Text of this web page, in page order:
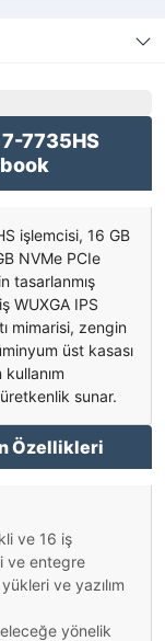
7-7735HS
işlemcisi, 16 GB
NVMe PCIe
tasarlanmış
WUXGA IPS
mimarisi, zengin
üst kasası
sunar.
Özellikleri
ve 16 iş
ve entegre
ve yazılım
yönelik